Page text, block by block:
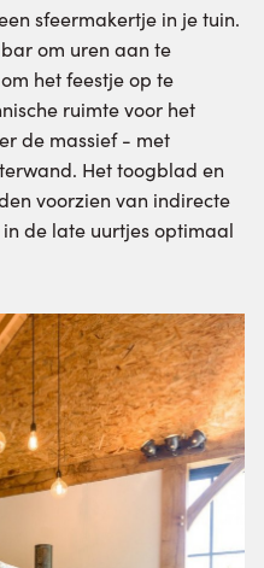
sfeermakertje in je tuin.
om uren aan te
het feestje op te
ruimte voor het
de massief - met
Het toogblad en
voorzien van indirecte
de late uurtjes optimaal